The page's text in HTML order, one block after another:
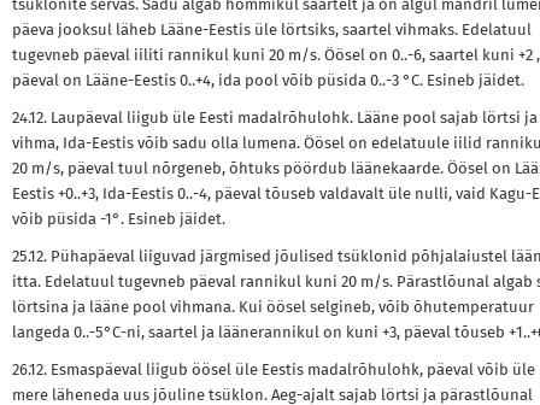
tsüklonite servas. Sadu algab hommikul saartelt ja on algul mandril
päeva jooksul läheb Lääne-Eestis üle lörtsiks, saartel vihmaks. Edelatuul
tugevneb päeval iiliti rannikul kuni 20 m/s. Öösel on 0..-6, saartel kuni +2 ,
päeval on Lääne-Eestis 0..+4, ida pool võib püsida 0..-3 °C. Esineb jäidet.
24.12. Laupäeval liigub üle Eesti madalrõhulohk. Lääne pool sajab lörtsi ja
vihma, Ida-Eestis võib sadu olla lumena. Öösel on edelatuule iilid
20 m/s, päeval tuul nõrgeneb, õhtuks pöördub läänekaarde. Öösel on
Eestis +0..+3, Ida-Eestis 0..-4, päeval tõuseb valdavalt üle nulli, vaid Kagu-
võib püsida -1°. Esineb jäidet.
25.12. Pühapäeval liiguvad järgmised jõulised tsüklonid põhjalaiustel
itta. Edelatuul tugevneb päeval rannikul kuni 20 m/s. Pärastlõunal algab
lörtsina ja lääne pool vihmana. Kui öösel selgineb, võib õhutemperatuur
langeda 0..-5°C-ni, saartel ja läänerannikul on kuni +3, päeval tõuseb
26.12. Esmaspäeval liigub öösel üle Eestis madalrõhulohk, päeval võib üle
mere läheneda uus jõuline tsüklon. Aeg-ajalt sajab lörtsi ja pärastlõunal